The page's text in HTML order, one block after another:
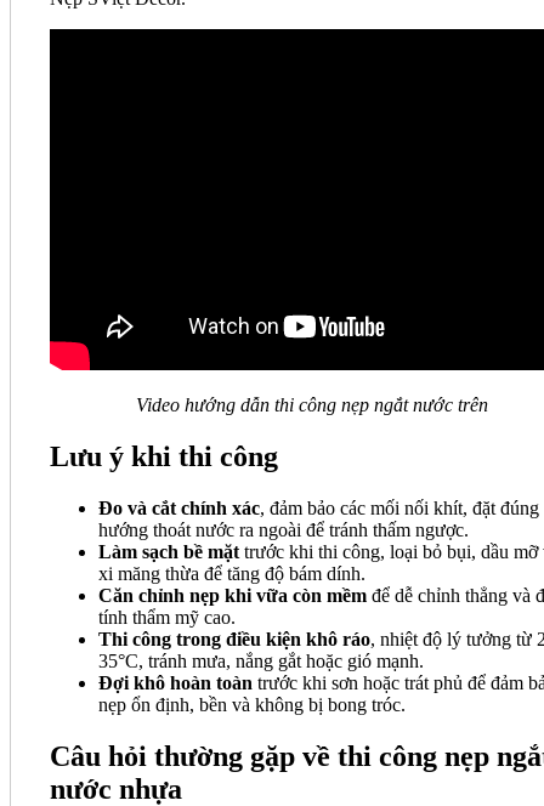
Video hướng dẫn thi công nẹp ngắt nước trên
Lưu ý khi thi công
Đo và cắt chính xác, đảm bảo các mối nối khít, đặt đúng
hướng thoát nước ra ngoài để tránh thấm ngược.
Làm sạch bề mặt trước khi thi công, loại bỏ bụi, dầu mỡ
xi măng thừa để tăng độ bám dính.
Căn chỉnh nẹp khi vữa còn mềm để dễ chỉnh thẳng và
tính thẩm mỹ cao.
Thi công trong điều kiện khô ráo, nhiệt độ lý tưởng từ
35°C, tránh mưa, nắng gắt hoặc gió mạnh.
Đợi khô hoàn toàn trước khi sơn hoặc trát phủ để đảm
nẹp ổn định, bền và không bị bong tróc.
Câu hỏi thường gặp về thi công nẹp
nước nhựa